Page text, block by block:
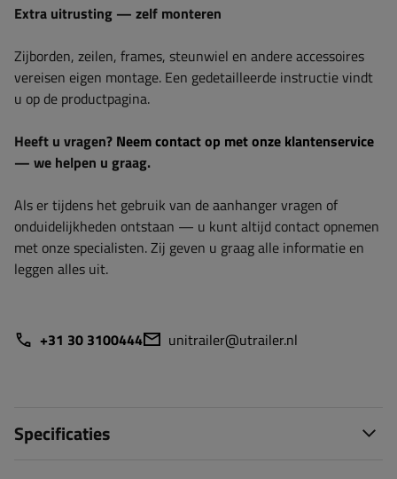
Extra uitrusting — zelf monteren
Zijborden, zeilen, frames, steunwiel en andere accessoires
vereisen eigen montage. Een gedetailleerde instructie vindt
u op de productpagina.
Heeft u vragen? Neem contact op met onze klantenservice
— we helpen u graag.
Als er tijdens het gebruik van de aanhanger vragen of
onduidelijkheden ontstaan — u kunt altijd contact opnemen
met onze specialisten. Zij geven u graag alle informatie en
leggen alles uit.
+31 30 3100444 unitrailer@utrailer.nl
Specificaties